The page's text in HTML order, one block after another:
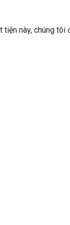
này, chúng